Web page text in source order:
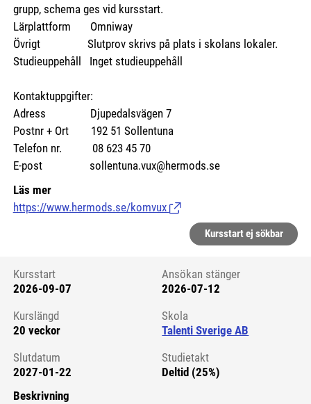
grupp, schema ges vid kursstart.
Lärplattform Omniway
Övrigt Slutprov skrivs på plats i skolans lokaler.
Studieuppehåll Inget studieuppehåll
Kontaktuppgifter:
Adress Djupedalsvägen 7
Postnr + Ort 192 51 Sollentuna
Telefon nr. 08 623 45 70
E-post sollentuna.vux@hermods.se
Läs mer
https://www.hermods.se/komvux (Länk till extern sida.)
Kursstart ej sökbar
Kursstart 6275451
Kursstart
2026-09-07
Ansökan stänger
2026-07-12
Kurslängd
20 veckor
Skola
Talenti Sverige AB
Slutdatum
2027-01-22
Studietakt
Deltid (25%)
Beskrivning